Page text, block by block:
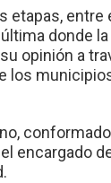
etapas, entre
donde
opinión a
los
encargado